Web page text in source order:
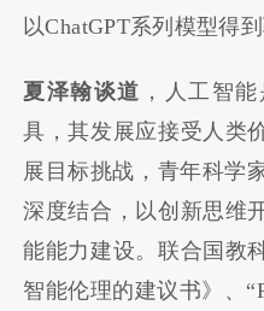
以ChatGPT系列模型得到
夏泽翰谈道 ，人工智
具，其发展应接受人类
展目标挑战，青年科学
深度结合，以创新思维
能能力建设。联合国教
智能伦理的建议书》、